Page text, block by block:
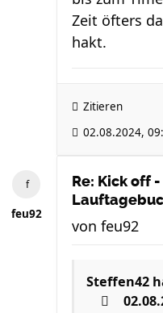
Zeit öfters
hakt.
Zitieren
02.08.2024,
feu92
Re: Kick off
von feu92
Steffen42